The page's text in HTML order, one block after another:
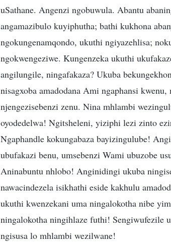
uSathane. Angenzi ngobuwula. Abantu
angamazibulo kuyiphutha; bathi kukhona
ngokungenamqondo, ukuthi ngiyazehlisa;
ngokwengeziwe. Kungenzeka ukuthi
angilungile, ningafakaza? Ukuba
nisagxoba amadodana Ami ngaphansi
njengezisebenzi zenu. Nina mhlambi
oyodedelwa! Ngitsheleni, yiziphi lezi zinto
Ngaphandle kokungabaza bayizingulube!
ubufakazi benu, umsebenzi Wami ubuzobe
Aninabuntu nhlobo! Anginidingi ukuba
nawacindezela isikhathi eside kakhulu
ukuthi kwenzekani uma ningalokotha nibe
ningalokotha ningihlaze futhi! Sengiwufezile
ngisusa lo mhlambi wezilwane!